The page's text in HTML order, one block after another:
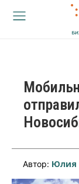
Автор: Юлия